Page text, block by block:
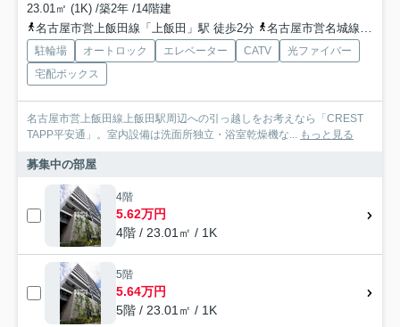
23.01㎡ (1K) /築2年 /14階建
名古屋市営上飯田線「上飯田」駅 徒歩2分
名古屋市営名城線「平安通」駅 徒歩13分
駐輪場 オートロック エレベーター CATV
光ファイバー
宅配ボックス
名古屋市営上飯田線上飯田駅周辺への引っ越しをお考えなら「CREST
TAPP平安通」。室内設備は洗面所独立・浴室乾燥機な... もっと見る
募集中の部屋
4階
5.62万円
4階 / 23.01㎡ / 1K
5階
5.64万円
5階 / 23.01㎡ / 1K